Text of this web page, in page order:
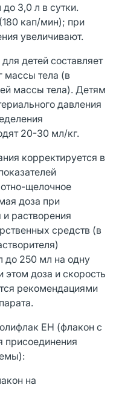
3,0 л в сутки.
кап/мин); при
увеличивают.
детей составляет
массы тела (в
массы тела). Детям
давления
20-30 мл/кг.
корректируется в
щелочное
доза при
растворения
средств (в
до 250 мл на одну
доза и скорость
рекомендациями
ЕН (флакон с
присоединения
на